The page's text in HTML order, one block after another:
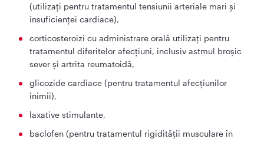
(utilizaţi pentru tratamentul tensiunii arteriale mari şi
insuficienţei cardiace),
corticosteroizi cu administrare orală utilizaţi pentru
tratamentul diferitelor afecţiuni, inclusiv astmul broşic
sever şi artrita reumatoidă,
glicozide cardiace (pentru tratamentul afecţiunilor
inimii),
laxative stimulante,
baclofen (pentru tratamentul rigidităţii musculare în